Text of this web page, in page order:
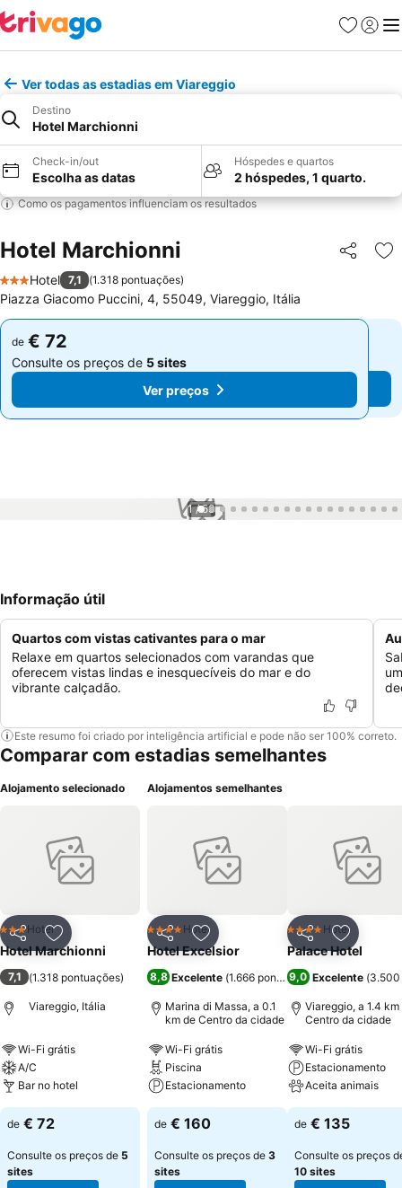
Favoritos
Iniciar
Ver todas as estadias em Viareggio
Destino
Hotel Marchionni
Check-in/out
Escolha as datas
Hóspedes e quartos
2 hóspedes, 1 quarto.
Como os pagamentos influenciam os resultados
Hotel Marchionni Partilhar
3 Estrelas
Hotel 7,1 (1.318 pontuações)
Piazza Giacomo Puccini, 4, 55049, Viareggio, Itália
de € 72
Consulte os preços de 5 sites
Ver preços
de € 72
Consulte os preços de 5 sites
Ver preços
1 / 53
Informação útil
Quartos com vistas cativantes para o mar
Relaxe em quartos selecionados com varandas que
oferecem vistas lindas e inesquecíveis do mar e do
vibrante calçadão.
Este resumo foi criado por inteligência artificial e pode não ser 100% correto.
Comparar com estadias semelhantes
Alojamento selecionado
PartilharAdicionar aos favoritos
3 Estrelas
Hotel
Hotel Marchionni
7,1 (1.318 pontuações)
Viareggio, Itália
Wi-Fi grátis
A/C
Bar no hotel
de € 72
Consulte os preços de 5
sites
Alojamentos semelhantes
PartilharAdicionar aos favoritos
4 EstrelasHotel
Hotel Excelsior
8,8 Excelente (1.666 pontuações)
Marina di Massa, a 0.1
km de Centro da cidade
Wi-Fi grátis
Piscina
Estacionamento
de € 160
Consulte os preços de 3
sites
Partilhar
4 EstrelasHotel
Palace Hotel
9,0 Excelente (3.500
Viareggio, a 1.4 km
Centro da cidade
Wi-Fi grátis
Estacionamento
Aceita animais
de € 135
Consulte os preços
10 sites